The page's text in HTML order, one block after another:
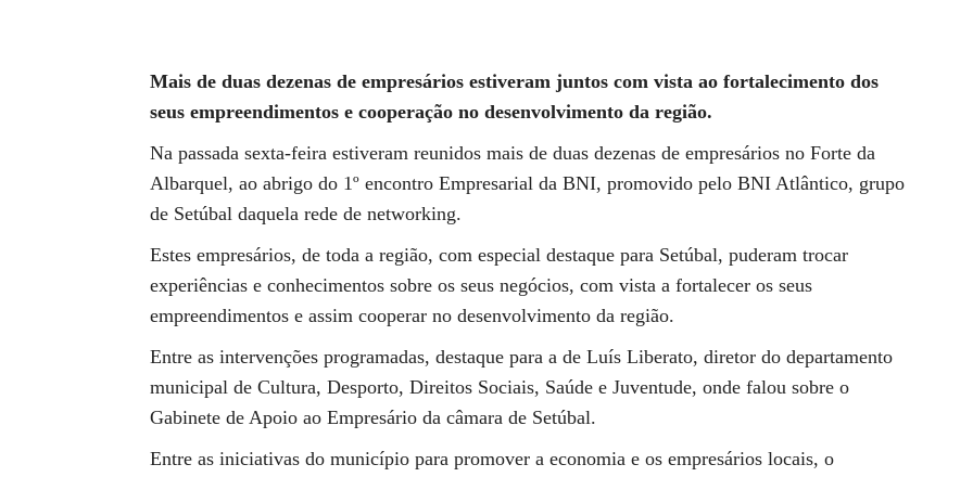
Mais de duas dezenas de empresários estiveram juntos com vista ao fortalecimento dos
seus empreendimentos e cooperação no desenvolvimento da região.
Na passada sexta-feira estiveram reunidos mais de duas dezenas de empresários no Forte da
Albarquel, ao abrigo do 1º encontro Empresarial da BNI, promovido pelo BNI Atlântico, grupo
de Setúbal daquela rede de networking.
Estes empresários, de toda a região, com especial destaque para Setúbal, puderam trocar
experiências e conhecimentos sobre os seus negócios, com vista a fortalecer os seus
empreendimentos e assim cooperar no desenvolvimento da região.
Entre as intervenções programadas, destaque para a de Luís Liberato, diretor do departamento
municipal de Cultura, Desporto, Direitos Sociais, Saúde e Juventude, onde falou sobre o
Gabinete de Apoio ao Empresário da câmara de Setúbal.
Entre as iniciativas do município para promover a economia e os empresários locais, o